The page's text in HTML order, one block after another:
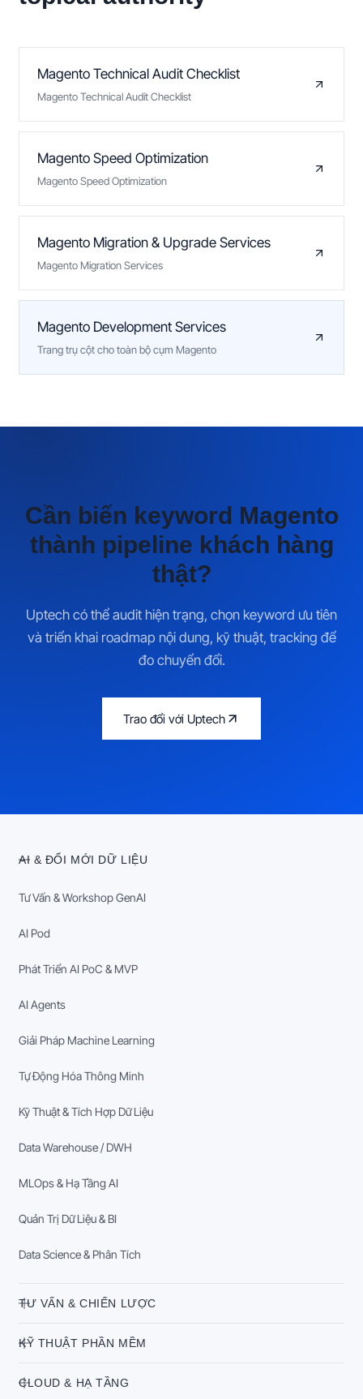
Magento Technical Audit Checklist
Magento Technical Audit Checklist
Magento Speed Optimization
Magento Speed Optimization
Magento Migration & Upgrade Services
Magento Migration Services
Magento Development Services
Trang trụ cột cho toàn bộ cụm Magento
Cần biến keyword Magento
thành pipeline khách hàng
thật?
Uptech có thể audit hiện trạng, chọn keyword ưu tiên
và triển khai roadmap nội dung, kỹ thuật, tracking để
đo chuyển đổi.
Trao đổi với Uptech
AI & ĐỔI MỚI DỮ LIỆU
Tư Vấn & Workshop GenAI
AI Pod
Phát Triển AI PoC & MVP
AI Agents
Giải Pháp Machine Learning
Tự Động Hóa Thông Minh
Kỹ Thuật & Tích Hợp Dữ Liệu
Data Warehouse / DWH
MLOps & Hạ Tầng AI
Quản Trị Dữ Liệu & BI
Data Science & Phân Tích
TƯ VẤN & CHIẾN LƯỢC
KỸ THUẬT PHẦN MỀM
CLOUD & HẠ TẦNG